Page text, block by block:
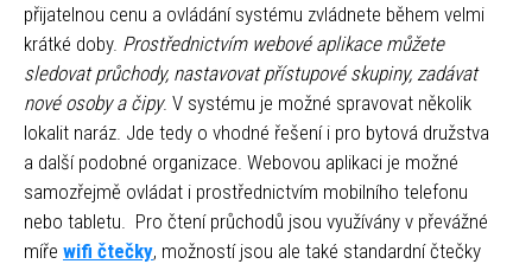
přijatelnou cenu a ovládání systému zvládnete během velmi
krátké doby. Prostřednictvím webové aplikace můžete
sledovat průchody, nastavovat přístupové skupiny, zadávat
nové osoby a čipy. V systému je možné spravovat několik
lokalit naráz. Jde tedy o vhodné řešení i pro bytová družstva
a další podobné organizace. Webovou aplikaci je možné
samozřejmě ovládat i prostřednictvím mobilního telefonu
nebo tabletu. Pro čtení průchodů jsou využívány v převážné
míře wifi čtečky, možností jsou ale také standardní čtečky